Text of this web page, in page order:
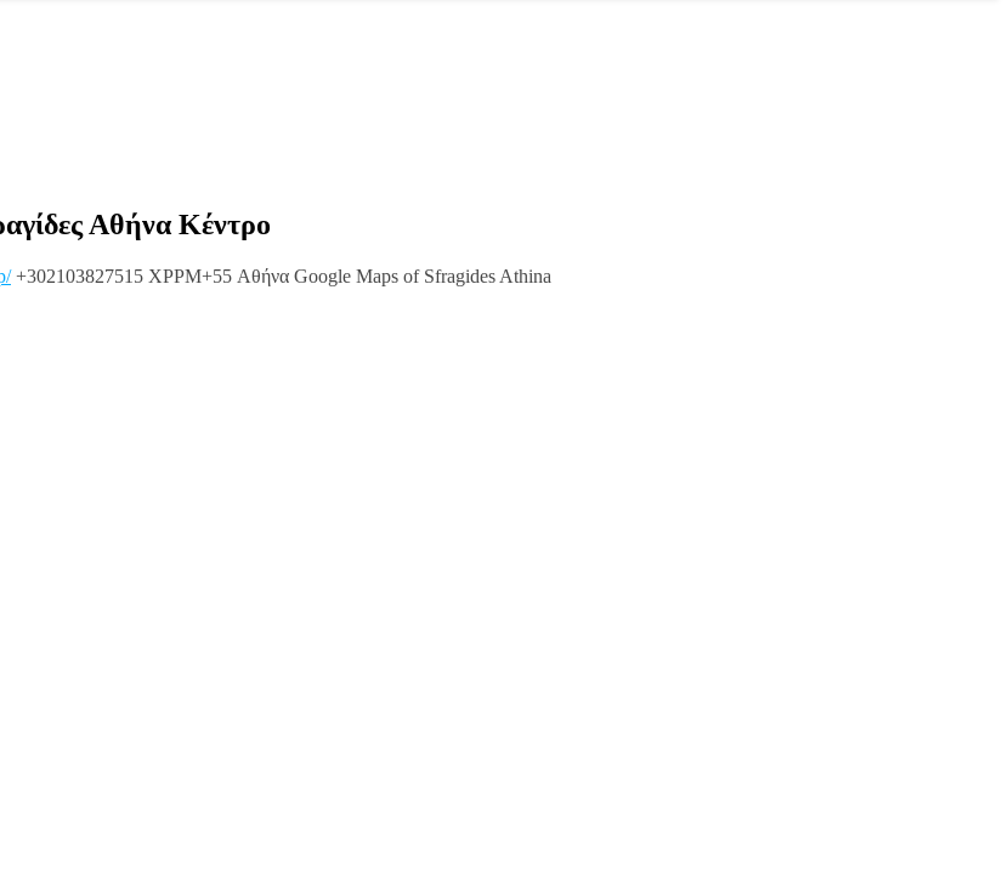
Αθήνα Κέντρο
+302103827515 XPPM+55 Αθήνα Google Maps of Sfragides Athina